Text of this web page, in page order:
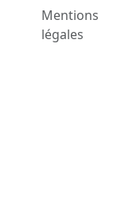
Mentions
légales